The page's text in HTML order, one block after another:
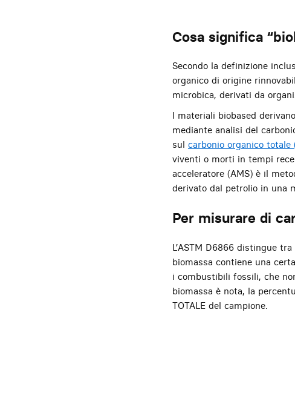
Cosa significa
Secondo la definizione
organico di origine
microbica, derivati da
I materiali biobased
mediante analisi del
sul carbonio organico totale
viventi o morti in tempi
acceleratore (AMS) è il
derivato dal petrolio in una
Per misurare di
L’ASTM D6866 distingue
biomassa contiene una
i combustibili fossili, che
biomassa è nota, la
TOTALE del campione.